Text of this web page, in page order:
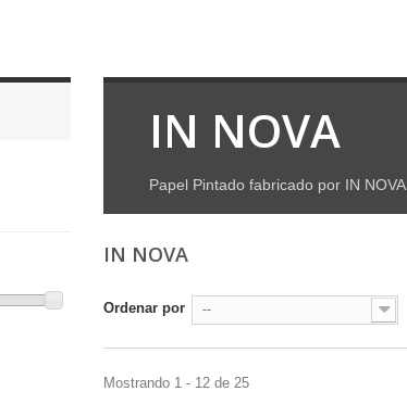
IN NOVA
Papel Pintado fabricado por IN NOVA
IN NOVA
Ordenar por --
Mostrando 1 - 12 de 25